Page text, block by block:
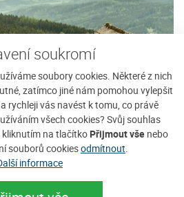
soukromí
soubory cookies. Některé z nich
zatímco jiné nám pomohou vylepšit
rychleji vás navést k tomu, co právě
všech cookies? Svůj souhlas
na tlačítko Přijmout vše nebo
souborů cookiesodmítnout
informaceapartmánu v krásném
na Javorníku je vhodné nejen